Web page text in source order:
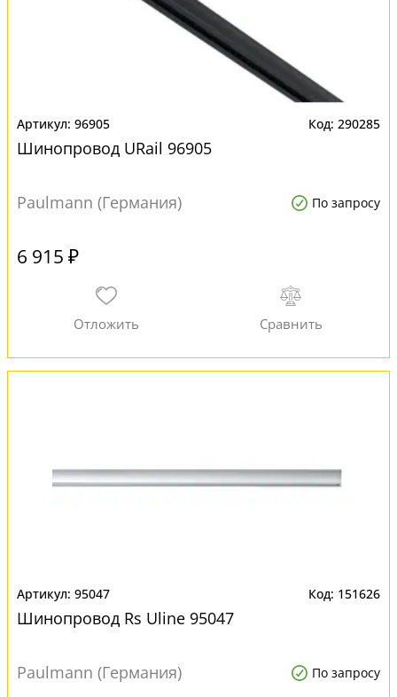
96905 290285
Шинопровод URail 96905
Paulmann (Германия) По запросу
6 915 ₽
95047 151626
Шинопровод Rs Uline 95047
Paulmann (Германия) По запросу